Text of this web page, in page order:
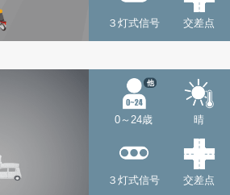
３灯式信号 交差点
0～24歳
他
晴
３灯式信号 交差点